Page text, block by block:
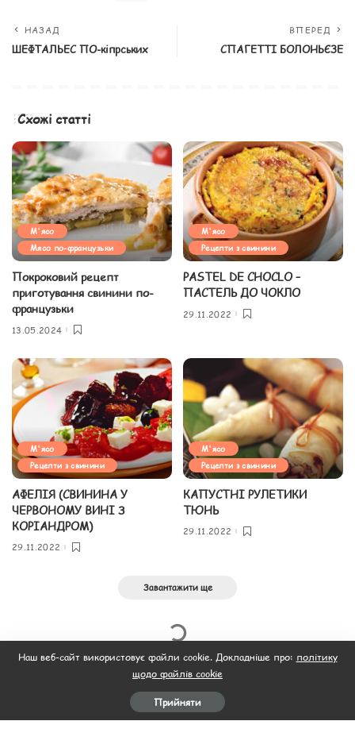
НАЗАД
ШЕФТАЛЬЕС ПО-кіпрських
ВПЕРЕД
СПАГЕТТІ БОЛОНЬЄЗЕ
Схожі статті
М'ясо
Мясо по-французьки
Покроковий рецепт
приготування свинини по-
французьки
13.05.2024
М'ясо
Рецепти з свинини
PASTEL DE CHOCLO –
ПАСТЕЛЬ ДО ЧОКЛО
29.11.2022
М'ясо
Рецепти з свинини
АФЕЛІЯ (СВИНИНА У
ЧЕРВОНОМУ ВИНІ З
КОРІАНДРОМ)
29.11.2022
М'ясо
Рецепти з свинини
КАПУСТНІ РУЛЕТИКИ
ТЮНЬ
29.11.2022
Завантажити ще
Наш веб-сайт використовує файли cookie. Докладніше про: політику
щодо файлів cookie
Прийняти